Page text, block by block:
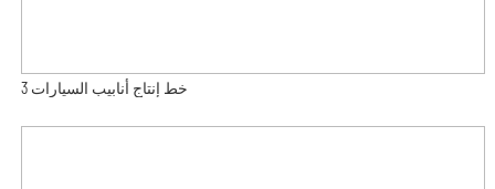
خط إنتاج أنابيب السيارات 3